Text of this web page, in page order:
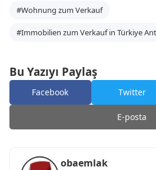
#Wohnung zum Verkauf
#Immobilien zum Verkauf in Türkiye
Bu Yazıyı Paylaş
Facebook Twitter
E-posta
obaemlak